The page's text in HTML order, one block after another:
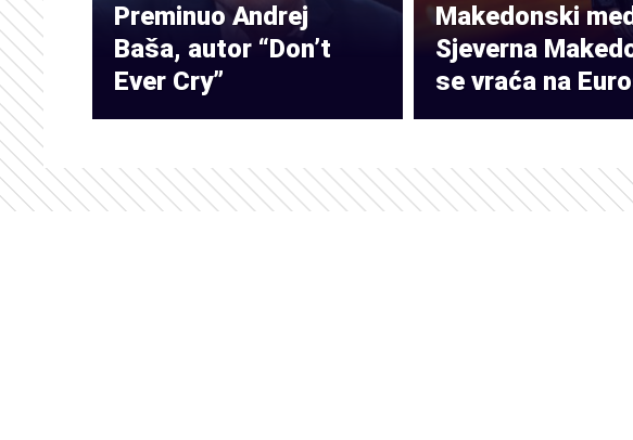
Preminuo Andrej
Baša, autor “Don’t
Ever Cry”
Makedonski
Sjeverna
se vraća na